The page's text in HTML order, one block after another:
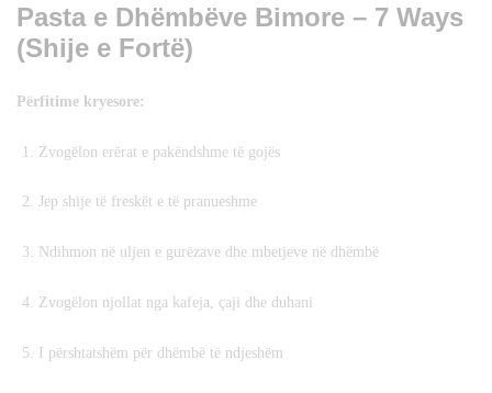
Pasta e Dhëmbëve Bimore – 7 Ways
(Shije e Fortë)
Përfitime kryesore:
Zvogëlon erërat e pakëndshme të gojës
Jep shije të freskët e të pranueshme
Ndihmon në uljen e gurëzave dhe mbetjeve në dhëmbë
Zvogëlon njollat nga kafeja, çaji dhe duhani
I përshtatshëm për dhëmbë të ndjeshëm